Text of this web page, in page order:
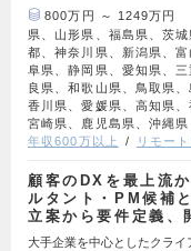
800万円 ～ 1249万円
県、山形県、福島県、茨
都、神奈川県、新潟県、
阜県、静岡県、愛知県、
良県、和歌山県、鳥取県
香川県、愛媛県、高知県
宮崎県、鹿児島県、沖縄県
年収600万以上
リモー
顧客のDXを最上流
ルタント・PM候補
立案から要件定義、
大手企業を中心としたクラ